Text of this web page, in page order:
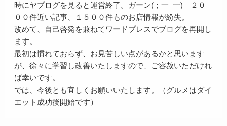
時にヤプログを見ると運営終了。ガーン(；一_一) ２０
００件近い記事、１５００件ものお店情報が紛失。
改めて、自己啓発を兼ねてワードプレスでブログを再開し
ます。
最初は慣れておらず、お見苦しい点があるかと思います
が、徐々に学習し改善いたしますので、ご容赦いただけれ
ば幸いです。
では、今後とも宜しくお願いいたします。（グルメはダイ
エット成功後開始です）